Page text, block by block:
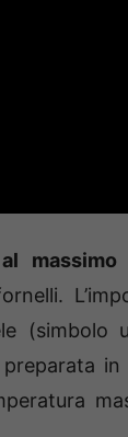
massimo
(simbolo